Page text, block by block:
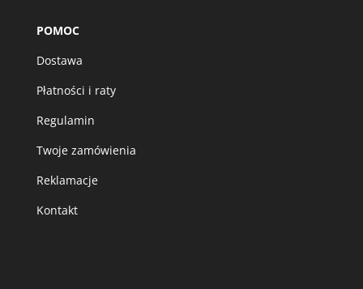
POMOC
Dostawa
Płatności i raty
Regulamin
Twoje zamówienia
Reklamacje
Kontakt